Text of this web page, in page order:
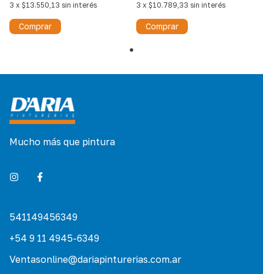
3 x $13.550,13 sin interés
Comprar
3 x $10.789,33 sin interés
Mucho más que pintura
541149456349
+54 9 11 4945-6349
Ventasonline@dariapinturerias.com.ar